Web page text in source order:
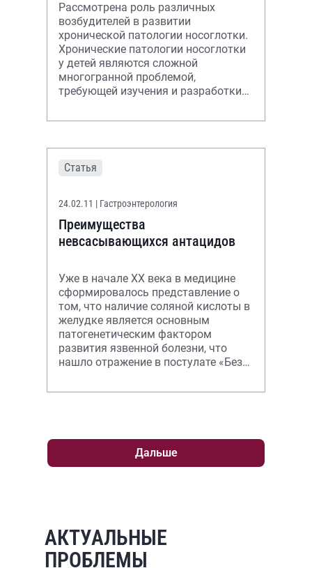
Рассмотрена роль различных
возбудителей в развитии
хронической патологии носоглотки.
Хронические патологии носоглотки
у детей являются сложной
многогранной проблемой,
требующей изучения и разработки
лечения и профилактики.
Статья
24.02.11 | Гастроэнтерология
Преимущества
невсасывающихся антацидов
Уже в начале ХХ века в медицине
сформировалось представление о
том, что наличие соляной кислоты в
желудке является основным
патогенетическим фактором
развития язвенной болезни, что
нашло отражение в постулате «Без
сформулированном
Дальше
АКТУАЛЬНЫЕ
ПРОБЛЕМЫ